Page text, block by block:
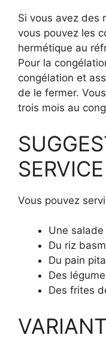
Si vous avez des
vous pouvez les
hermétique au
Pour la
congélation et
de le fermer.
trois mois au
SERVICE
Vous pouvez
Une
Du riz
Du pain
Des
Des frites